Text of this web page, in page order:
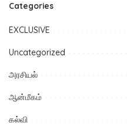
Categories
EXCLUSIVE
Uncategorized
அரசியல்
ஆன்மீகம்
கல்வி